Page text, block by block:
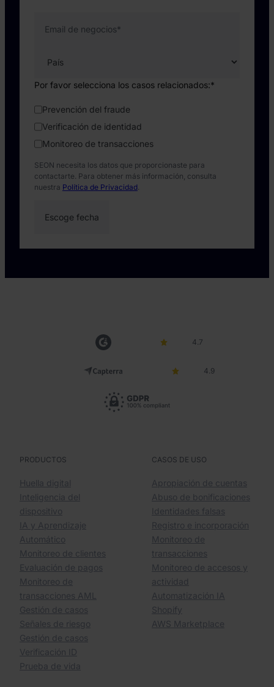
Email de negocios*
Por favor selecciona los casos relacionados:*
Prevención del fraude
Verificación de identidad
Monitoreo de transacciones
SEON necesita los datos que proporcionaste para
contactarte. Para obtener más información, consulta
nuestra Política de Privacidad
4.7
4.9
PRODUCTOS
Huella digital
Inteligencia del
dispositivo
IA y Aprendizaje
Automático
Monitoreo de clientes
Evaluación de pagos
Monitoreo de
transacciones AML
Gestión de casos
Señales de riesgo
Gestión de casos
Verificación ID
Prueba de vida
CASOS DE USO
Apropiación de cuentas
Abuso de bonificaciones
Identidades falsas
Registro e incorporación
Monitoreo de
transacciones
Monitoreo de accesos y
actividad
Automatización IA
Shopify
AWS Marketplace